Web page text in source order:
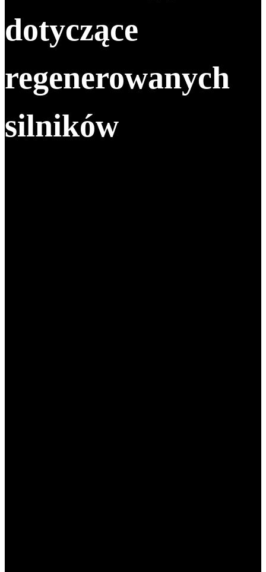
dotyczące
regenerowanych
silników